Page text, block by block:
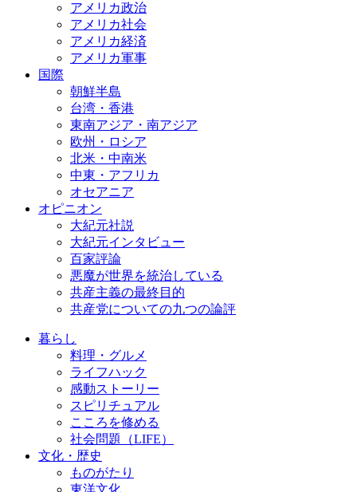
アメリカ政治
アメリカ社会
アメリカ経済
アメリカ軍事
国際
朝鮮半島
台湾・香港
東南アジア・南アジア
欧州・ロシア
北米・中南米
中東・アフリカ
オセアニア
オピニオン
大紀元社説
大紀元インタビュー
百家評論
悪魔が世界を統治している
共産主義の最終目的
共産党についての九つの論評
暮らし
料理・グルメ
ライフハック
感動ストーリー
スピリチュアル
こころを修める
社会問題（LIFE）
文化・歴史
ものがたり